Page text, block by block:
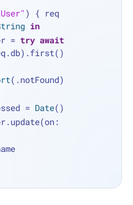
in
= try await
(.notFound)
= Date()